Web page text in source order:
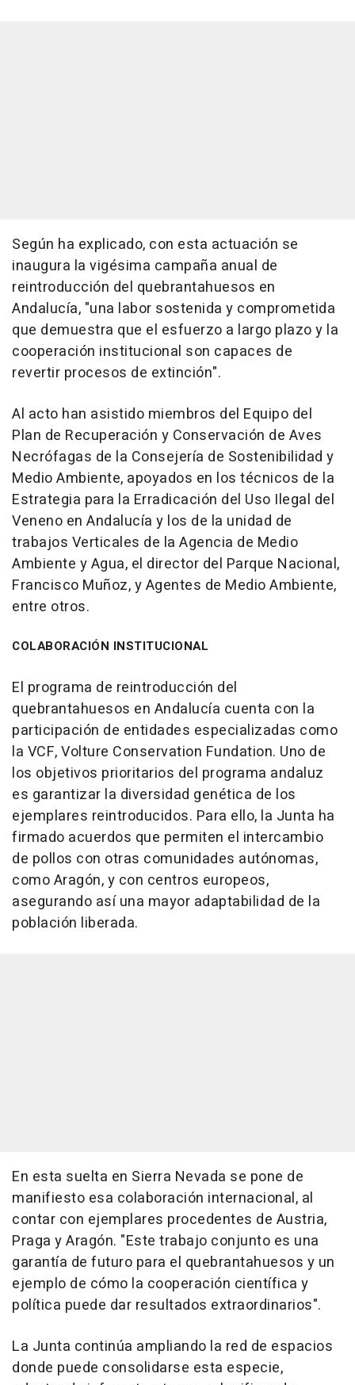
Según ha explicado, con esta actuación se
inaugura la vigésima campaña anual de
reintroducción del quebrantahuesos en
Andalucía, "una labor sostenida y comprometida
que demuestra que el esfuerzo a largo plazo y la
cooperación institucional son capaces de
revertir procesos de extinción".
Al acto han asistido miembros del Equipo del
Plan de Recuperación y Conservación de Aves
Necrófagas de la Consejería de Sostenibilidad y
Medio Ambiente, apoyados en los técnicos de la
Estrategia para la Erradicación del Uso Ilegal del
Veneno en Andalucía y los de la unidad de
trabajos Verticales de la Agencia de Medio
Ambiente y Agua, el director del Parque Nacional,
Francisco Muñoz, y Agentes de Medio Ambiente,
entre otros.
COLABORACIÓN INSTITUCIONAL
El programa de reintroducción del
quebrantahuesos en Andalucía cuenta con la
participación de entidades especializadas como
la VCF, Volture Conservation Fundation. Uno de
los objetivos prioritarios del programa andaluz
es garantizar la diversidad genética de los
ejemplares reintroducidos. Para ello, la Junta ha
firmado acuerdos que permiten el intercambio
de pollos con otras comunidades autónomas,
como Aragón, y con centros europeos,
asegurando así una mayor adaptabilidad de la
población liberada.
En esta suelta en Sierra Nevada se pone de
manifiesto esa colaboración internacional, al
contar con ejemplares procedentes de Austria,
Praga y Aragón. "Este trabajo conjunto es una
garantía de futuro para el quebrantahuesos y un
ejemplo de cómo la cooperación científica y
política puede dar resultados extraordinarios".
La Junta continúa ampliando la red de espacios
donde puede consolidarse esta especie,